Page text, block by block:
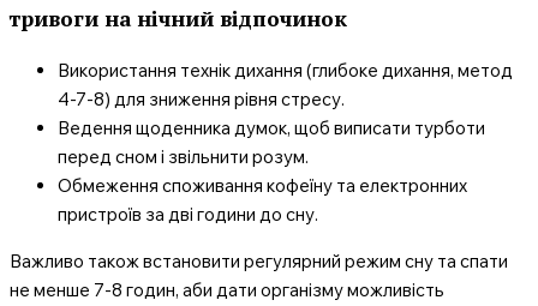
тривоги на нічний відпочинок
Використання технік дихання (глибоке дихання, метод
4-7-8) для зниження рівня стресу.
Ведення щоденника думок, щоб виписати турботи
перед сном і звільнити розум.
Обмеження споживання кофеїну та електронних
пристроїв за дві години до сну.
Важливо також встановити регулярний режим сну та спати
не менше 7-8 годин, аби дати організму можливість